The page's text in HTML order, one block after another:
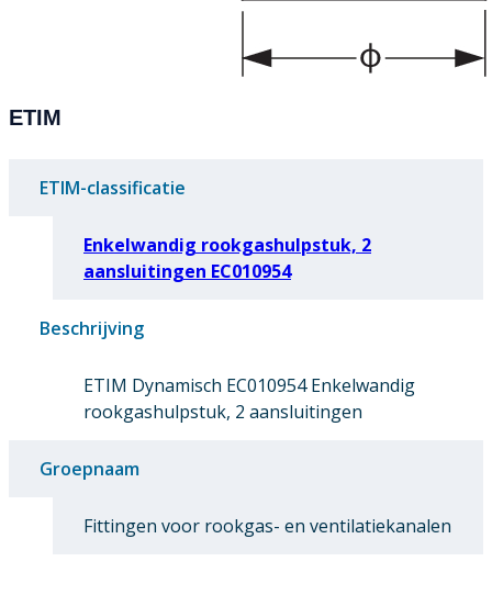
ETIM
ETIM-classificatie
Enkelwandig rookgashulpstuk, 2
aansluitingen EC010954
Beschrijving
ETIM Dynamisch EC010954 Enkelwandig
rookgashulpstuk, 2 aansluitingen
Groepnaam
Fittingen voor rookgas- en ventilatiekanalen